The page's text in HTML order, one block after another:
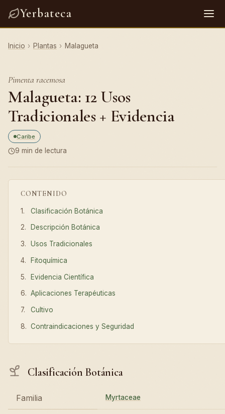
Yerbateca
Inicio › Plantas › Malagueta
Pimenta racemosa
Malagueta: 12 Usos
Tradicionales + Evidencia
Caribe
9 min de lectura
CONTENIDO
Clasificación Botánica
Descripción Botánica
Usos Tradicionales
Fitoquímica
Evidencia Científica
Aplicaciones Terapéuticas
Cultivo
Contraindicaciones y Seguridad
Clasificación Botánica
Familia Myrtaceae